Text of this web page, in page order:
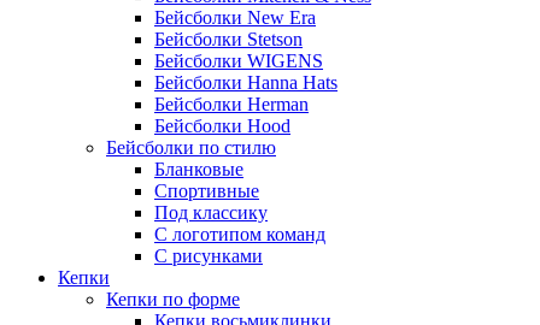
Бейсболки New Era
Бейсболки Stetson
Бейсболки WIGENS
Бейсболки Hanna Hats
Бейсболки Herman
Бейсболки Hood
Бейсболки по стилю
Бланковые
Спортивные
Под классику
С логотипом команд
С рисунками
Кепки
Кепки по форме
Кепки восьмиклинки